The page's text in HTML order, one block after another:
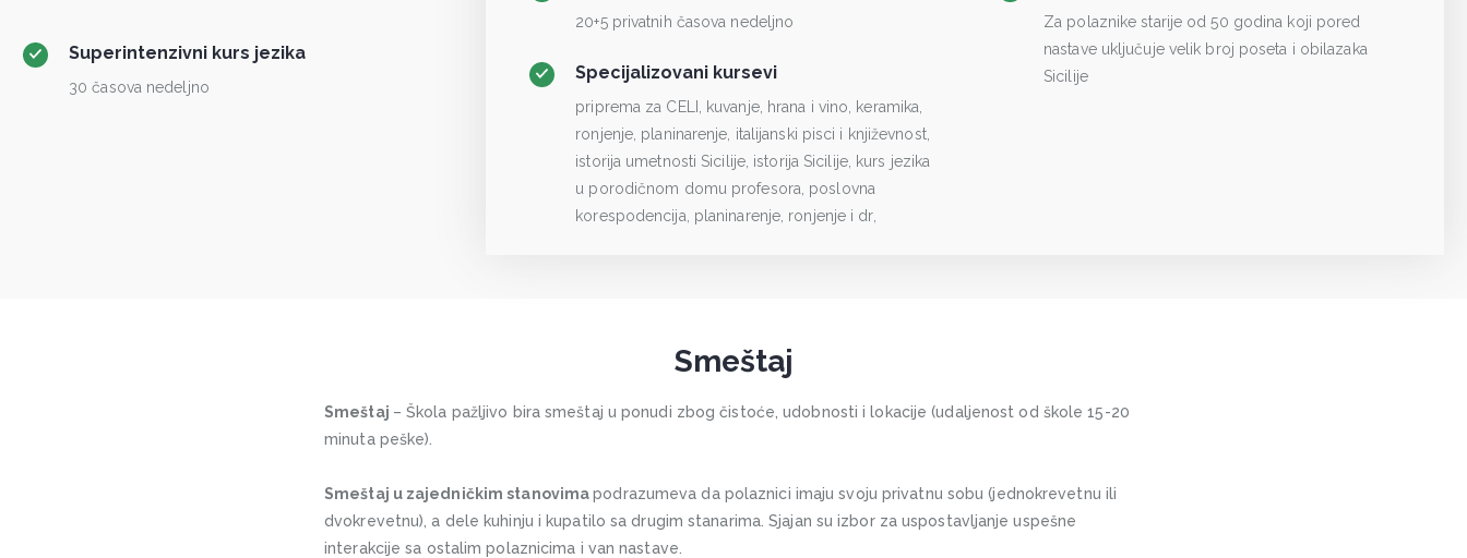
Superintenzivni kurs jezika
30 časova nedeljno
20+5 privatnih časova nedeljno
Specijalizovani kursevi
priprema za CELI, kuvanje, hrana i vino, keramika,
ronjenje, planinarenje, italijanski pisci i književnost,
istorija umetnosti Sicilije, istorija Sicilije, kurs jezika
u porodičnom domu profesora, poslovna
korespodencija, planinarenje, ronjenje i dr,
Za polaznike starije od 50 godina koji pored
nastave uključuje velik broj poseta i obilazaka
Sicilije
Smeštaj
Smeštaj – Škola pažljivo bira smeštaj u ponudi zbog čistoće, udobnosti i lokacije (udaljenost od škole 15-20
minuta peške).
Smeštaj u zajedničkim stanovimapodrazumeva da polaznici imaju svoju privatnu sobu (jednokrevetnu ili
dvokrevetnu), a dele kuhinju i kupatilo sa drugim stanarima. Sjajan su izbor za uspostavljanje uspešne
interаkcije sа ostalim polaznicima i van nastave.